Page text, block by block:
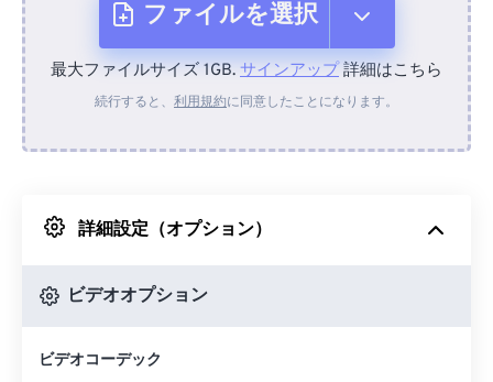
ファイルを選択
デバイスから
Googleドライブから
最大ファイルサイズ 1GB. サインアップ詳細はこちら
続行すると、 利用規約に同意したことになります。
詳細設定（オプション）
ビデオオプション
ビデオコーデック